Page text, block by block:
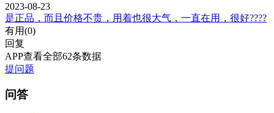
2023-08-23
是正品，而且价格不贵，用着也很大气，一直在用，很好????
有用(0)
回复
APP查看全部62条数据
提问题
问答